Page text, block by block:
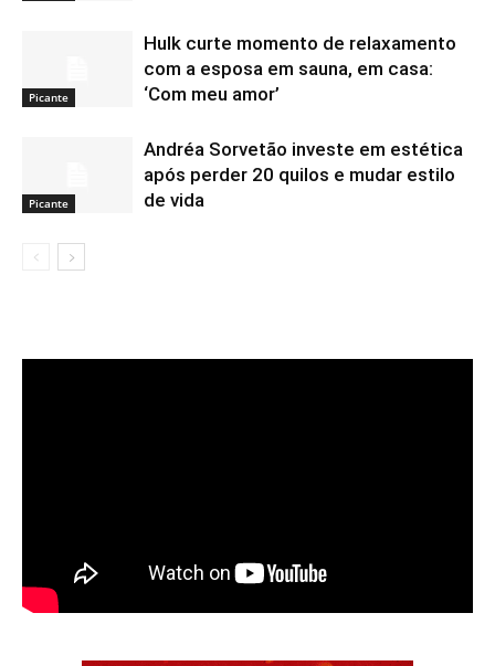
Picante
Hulk curte momento de relaxamento
com a esposa em sauna, em casa:
‘Com meu amor’
Picante
Andréa Sorvetão investe em estética
após perder 20 quilos e mudar estilo
de vida